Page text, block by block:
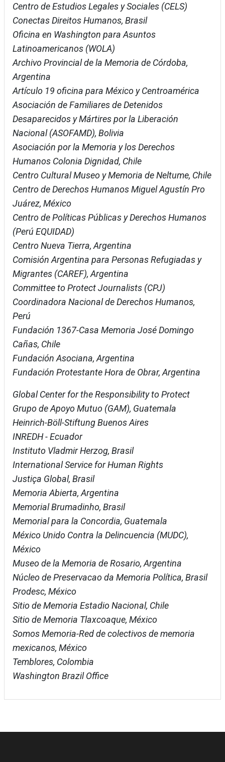
Centro de Estudios Legales y Sociales (CELS)
Conectas Direitos Humanos, Brasil
Oficina en Washington para Asuntos
Latinoamericanos (WOLA)
Archivo Provincial de la Memoria de Córdoba,
Argentina
Artículo 19 oficina para México y Centroamérica
Asociación de Familiares de Detenidos
Desaparecidos y Mártires por la Liberación
Nacional (ASOFAMD), Bolivia
Asociación por la Memoria y los Derechos
Humanos Colonia Dignidad, Chile
Centro Cultural Museo y Memoria de Neltume, Chile
Centro de Derechos Humanos Miguel Agustín Pro
Juárez, México
Centro de Políticas Públicas y Derechos Humanos
(Perú EQUIDAD)
Centro Nueva Tierra, Argentina
Comisión Argentina para Personas Refugiadas y
Migrantes (CAREF), Argentina
Committee to Protect Journalists (CPJ)
Coordinadora Nacional de Derechos Humanos,
Perú
Fundación 1367-Casa Memoria José Domingo
Cañas, Chile
Fundación Asociana, Argentina
Fundación Protestante Hora de Obrar, Argentina
Global Center for the Responsibility to Protect
Grupo de Apoyo Mutuo (GAM), Guatemala
Heinrich-Böll-Stiftung Buenos Aires
INREDH - Ecuador
Instituto Vladmir Herzog, Brasil
International Service for Human Rights
Justiça Global, Brasil
Memoria Abierta, Argentina
Memorial Brumadinho, Brasil
Memorial para la Concordia, Guatemala
México Unido Contra la Delincuencia (MUDC),
México
Museo de la Memoria de Rosario, Argentina
Núcleo de Preservacao da Memoria Política, Brasil
Prodesc, México
Sitio de Memoria Estadio Nacional, Chile
Sitio de Memoria Tlaxcoaque, México
Somos Memoria-Red de colectivos de memoria
mexicanos, México
Temblores, Colombia
Washington Brazil Office